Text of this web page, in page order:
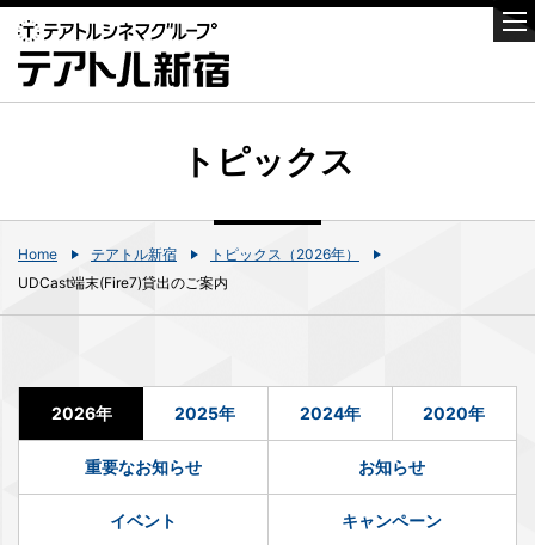
トピックス
Home テアトル新宿
トピックス（2026年）
UDCast端末(Fire7)貸出のご案内
2026年 2025年 2024年 2020年
重要なお知らせ お知らせ
イベント キャンペーン